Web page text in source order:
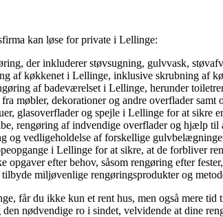
kan løse for private i Lellinge:
der inkluderer støvsugning, gulvvask,
af køkkenet i Lellinge, inklusive skrubning af
af badeværelset i Lellinge, herunder
møbler, dekorationer og andre overflader
glasoverflader og spejle i Lellinge for at sikre
rengøring af indvendige overflader og hjælp til
og vedligeholdelse af forskellige
i Lellinge for at sikre, at de forbliver
efter behov, såsom rengøring efter
miljøvenlige rengøringsprodukter og
får du ikke kun et rent hus, men også mere
nødvendige ro i sindet, velvidende at dine